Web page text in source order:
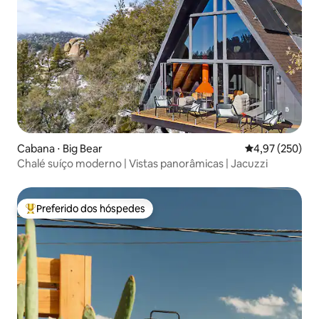
Cabana ⋅ Big Bear 4,97 de uma
4,97 (250)
Chalé suíço moderno | Vistas panorâmicas | Jacuzzi
Entre os melhores preferidos dos hóspedes
Preferido dos hóspedes